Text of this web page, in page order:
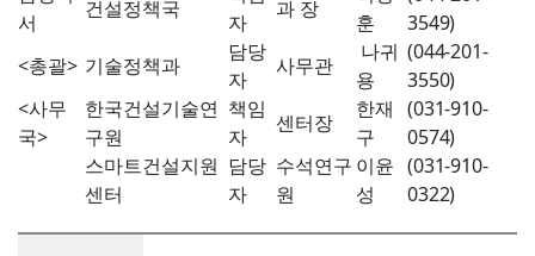
서
건설정책국
자
과 장
훈
3549)
<총괄> 기술정책과
담당
자
사무관
나귀
용
(044-201-
3550)
<사무
국>
한국건설기술연
구원
책임
자
센터장
한재
구
(031-910-
0574)
스마트건설지원
센터
담당
자
수석연구
원
이윤
성
(031-910-
0322)